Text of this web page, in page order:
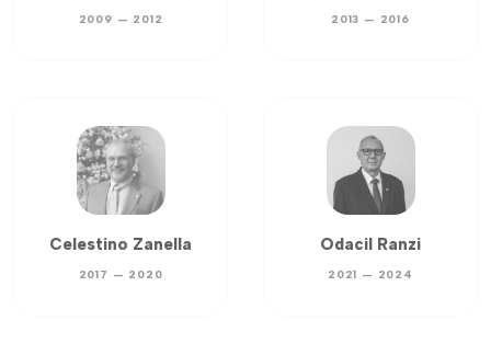
2009 — 2012 2013 — 2016
Celestino Zanella
2017 — 2020
Odacil Ranzi
2021 — 2024